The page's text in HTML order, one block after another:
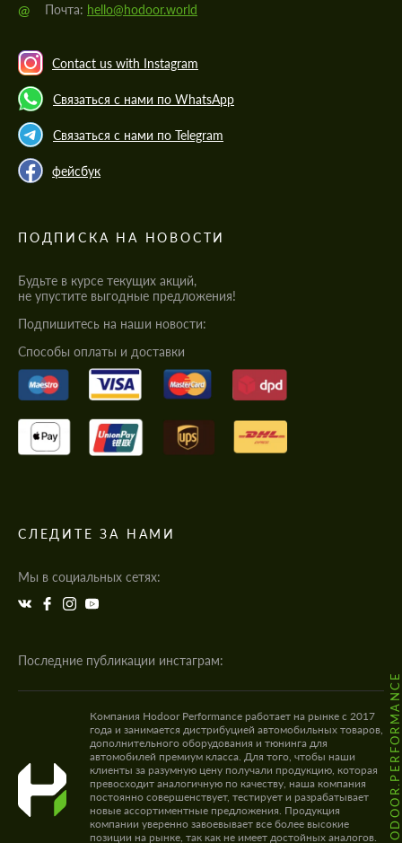
@ Почта: hello@hodoor.world
Contact us with Instagram
Связаться с нами по WhatsApp
Связаться с нами по Telegram
фейсбук
ПОДПИСКА НА НОВОСТИ
Будьте в курсе текущих акций,
не упустите выгодные предложения!
Подпишитесь на наши новости:
Cпособы оплаты и доставки
СЛЕДИТЕ ЗА НАМИ
Мы в социальных сетях:
Последние публикации инстаграм:
@HODOOR.PERFORMANCE
Компания Hodoor Performance работает на рынке с 2017
года и занимается дистрибуцией автомобильных товаров,
дополнительного оборудования и тюнинга для
автомобилей премиум класса. Для того, чтобы наши
клиенты за разумную цену получали продукцию, которая
превосходит аналогичную по качеству, наша компания
постоянно совершенствует, тестирует и разрабатывает
новые ассортиментные предложения. Продукция
компании уверенно завоевывает все более высокие
позиции на рынке, так как не имеет достойных аналогов.